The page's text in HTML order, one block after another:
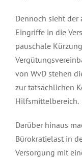
Dennoch sieht
Eingriffe in die
pauschale
von WvD stehen
zur tatsächlichen
Hilfsmittelbereich.
Darüber hinaus
Bürokratielast in
Versorgung mit